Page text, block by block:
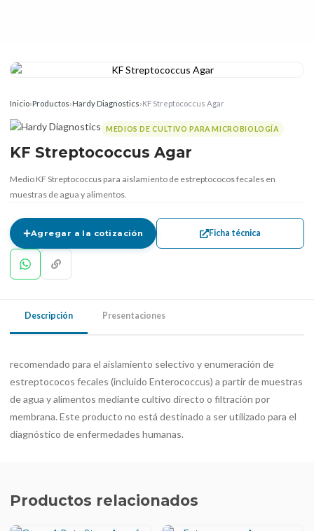
Inicio›Productos›Hardy Diagnostics›KF Streptococcus Agar
MEDIOS DE CULTIVO PARA MICROBIOLOGÍA
KF Streptococcus Agar
Medio KF Streptococcus para aislamiento de estreptococos fecales en
muestras de agua y alimentos.
Agregar a la cotización Ficha técnica
Descripción Presentaciones
recomendado para el aislamiento selectivo y enumeración de
estreptococos fecales (incluido Enterococcus) a partir de muestras
de agua y alimentos mediante cultivo directo o filtración por
membrana. Este producto no está destinado a ser utilizado para el
diagnóstico de enfermedades humanas.
Productos relacionados